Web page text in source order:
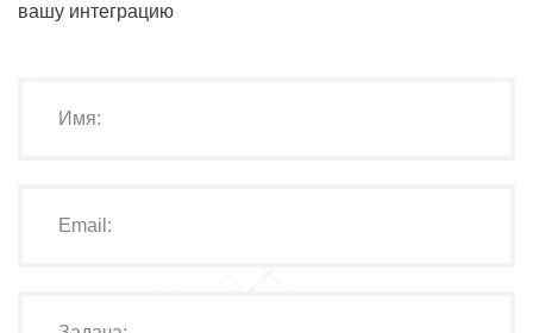
вашу интеграцию